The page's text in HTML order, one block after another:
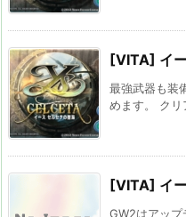
[VITA] イ
最強武器も装
めます。 ク
[VITA] イ
GW2はアップ